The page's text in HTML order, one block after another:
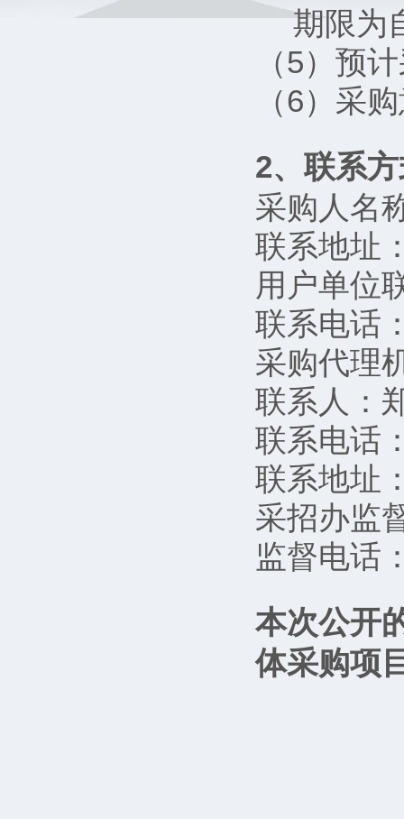
期限为
（5）预
（6）采
2、联系
采购人名
联系地址
用户单位
联系电话
采购代理
联系人：
联系电话
联系地址
采招办监
监督电话
本次公开
体采购项